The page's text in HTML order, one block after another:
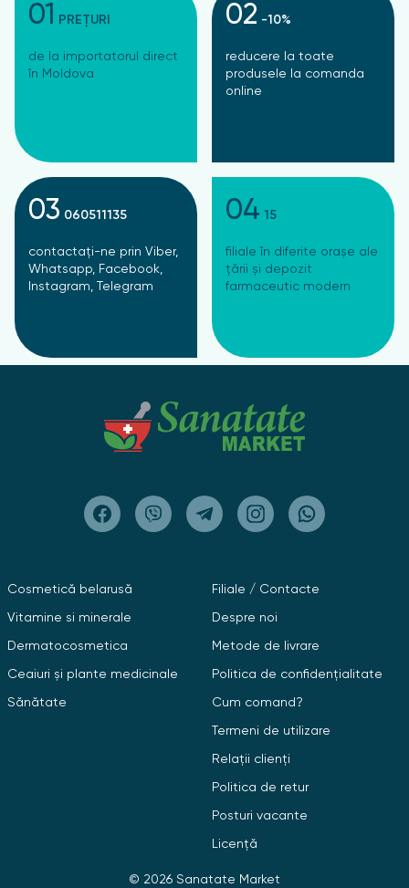
01 PREȚURI
de la importatorul direct
în Moldova
02 -10%
reducere la toate
produsele la comanda
online
03 060511135
contactați-ne prin Viber,
Whatsapp, Facebook,
Instagram, Telegram
04 15
filiale în diferite orașe ale
țării și depozit
farmaceutic modern
Cosmetică belarusă
Vitamine si minerale
Dermatocosmetica
Ceaiuri și plante medicinale
Sănătate
Filiale / Contacte
Despre noi
Metode de livrare
Politica de confidențialitate
Cum comand?
Termeni de utilizare
Relații clienți
Politica de retur
Posturi vacante
Licență
© 2026 Sanatate Market